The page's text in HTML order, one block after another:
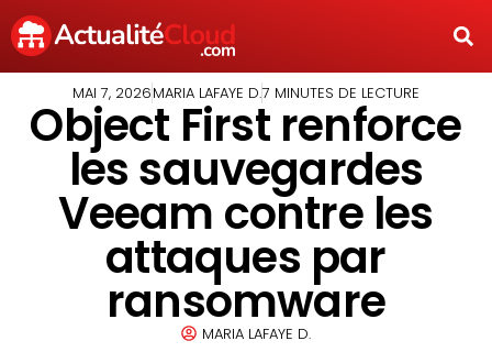
MAI 7, 2026MARIA LAFAYE D.7 MINUTES DE LECTURE
Object First renforce
les sauvegardes
Veeam contre les
attaques par
ransomware
MARIA LAFAYE D.